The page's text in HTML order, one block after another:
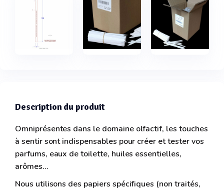
Description du produit
Omniprésentes dans le domaine olfactif, les touches
à sentir sont indispensables pour créer et tester vos
parfums, eaux de toilette, huiles essentielles,
arômes...
Nous utilisons des papiers spécifiques (non traités,